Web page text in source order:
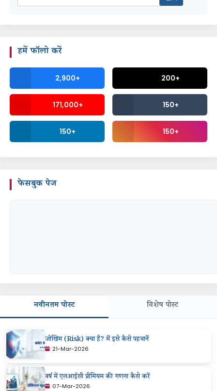
हमें फॉलो करें
2,900+ 200+
171,000+ 150+
150+ 150+
फेसबुक पेज
नवीनतम पोस्ट विशेष पोस्ट
जोखिम (Risk) क्या है? में इसे कैसे पहचानें
21-Mar-2026
वर्ष में एलआईसी प्रीमियम की गणना कैसे करें
07-Mar-2026